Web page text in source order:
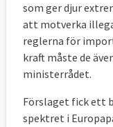
som ger djur
att motverka
reglerna för
kraft måste de
ministerrådet.
Förslaget fick ett
spektret i